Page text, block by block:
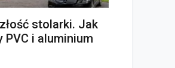
stolarki. Jak
PVC i aluminium